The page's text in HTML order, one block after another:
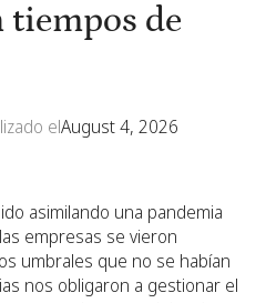
tiempos de
elAugust 4, 2026
asimilando una pandemia
empresas se vieron
umbrales que no se habían
nos obligaron a gestionar el